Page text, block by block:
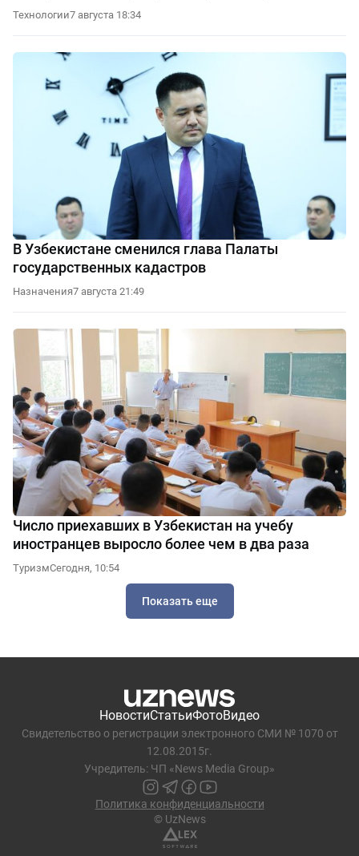
Технологии7 августа 18:34
В Узбекистане сменился глава Палаты
государственных кадастров
Назначения7 августа 21:49
Число приехавших в Узбекистан на учебу
иностранцев выросло более чем в два раза
ТуризмСегодня, 10:54
Показать еще
НовостиСтатьиФотоВидео
Свидетельство о регистрации электронного СМИ № 1070 от
12.08.2015г.
Учредитель: ЧП «News Media Group»
Политика конфиденциальности
© UzNews